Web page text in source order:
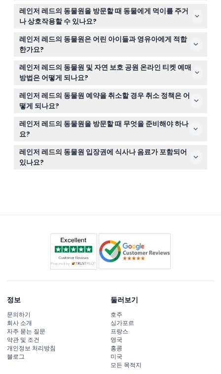
동물원은 평일 오전 10시부터 오후 4시까지, 주말 및 공휴
일에는 오전 9시부터 오후 5시까지 운영됩니다(변동 가능
하니 예약 시 반드시 확인하세요).
레인저 레드의 동물원을 방문할 때 동물에게 먹이를 주거
나 상호작용할 수 있나요?
네, 방문객은 직원 허가 하에 동물에게 직접 먹이를 주거나
뱀을 들고, 갈색 베통을 쓰다듬는 등 다양한 상호작용을 즐
길 수 있습니다.
레인저 레드의 동물원은 어린 아이들과 영유아에게 적합
한가요?
0세에서 15세 사이 어린이는 유료 보호자 동반 시 입장이
가능하며, 3세 미만 어린이는 무료 입장입니다. 다만, 매우
어린 유아와 임산부, 최근 수술을 받았거나 심장 질환이 있
는 분은 방문을 피하는 것이 좋습니다.
레인저 레드의 동물원 및 자연 보호 공원 온라인 티켓 예매
방법은 어떻게 되나요?
이 웹사이트에서 방문 희망 날짜를 선택하고 예약 가능 여
부를 확인하여 손쉽게 온라인으로 티켓을 예약할 수 있습니
다.
레인저 레드의 동물원 예약을 취소할 경우 취소 정책은 어
떻게 되나요?
예정된 방문 시간 최소 48시간 이전에 취소 시 전액 환불이
가능합니다.
레인저 레드의 동물원을 방문할 때 무엇을 준비해야 하나
요?
편안한 워킹화, 모자와 선크림 같은 자외선 차단용품, 물을
챙기세요. 동물이 냄새에 민감하므로 강한 향수는 피하고,
유리병이나 폭죽 같은 위험물은 반입 금지입니다.
레인저 레드의 동물원 입장권에 식사나 음료가 포함되어
있나요?
정보
문의하기
회사 소개
자주 묻는 질문
약관 및 조건
개인정보 처리방침
블로그
둘러보기
호주
싱가포르
프랑스
영국
홍콩
미국
모든 목적지